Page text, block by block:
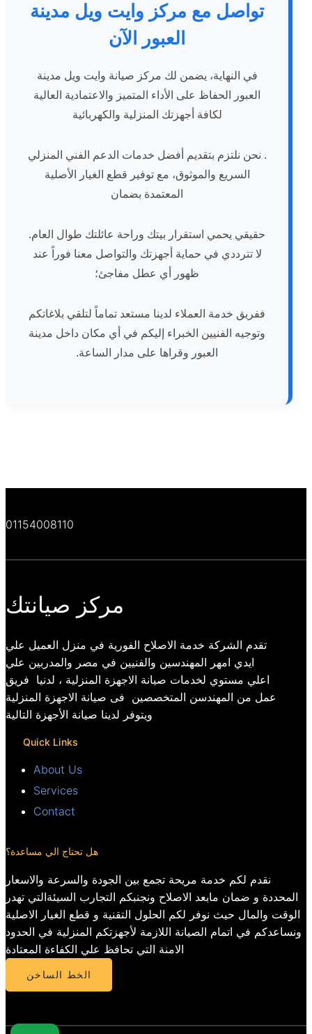
تواصل مع مركز وايت ويل مدينة
العبور الآن
في النهاية، يضمن لك مركز صيانة وايت ويل مدينة
العبور الحفاظ على الأداء المتميز والاعتمادية العالية
لكافة أجهزتك المنزلية والكهربائية
. نحن نلتزم بتقديم أفضل خدمات الدعم الفني المنزلي
السريع والموثوق، مع توفير قطع الغيار الأصلية
المعتمدة بضمان
حقيقي يحمي استقرار بيتك وراحة عائلتك طوال العام.
لا تترددي في حماية أجهزتك والتواصل معنا فوراً عند
ظهور أي عطل مفاجئ؛
ففريق خدمة العملاء لدينا مستعد تماماً لتلقي بلاغاتكم
وتوجيه الفنيين الخبراء إليكم في أي مكان داخل مدينة
العبور وقراها على مدار الساعة.
01154008110
مركز صيانتك
تقدم الشركة خدمة الاصلاح الفورية في منزل العميل علي
ايدي امهر المهندسين والفنيين في مصر والمدربين علي
اعلي مستوي لخدمات صيانة الاجهزة المنزلية ، لدنيا فريق
عمل من المهندسن المتخصصين فى صيانة الاجهزة المنزلية
ويتوفر لدينا صيانة الأجهزة التالية
Quick Links
About Us
Services
Contact
هل تحتاج الي مساعدة؟
نقدم لكم خدمة مريحة تجمع بين الجودة والسرعة والاسعار
المحددة و ضمان مابعد الاصلاح ونجنبكم التجارب السيئةالتي تهدر
الوقت والمال حيث نوفر لكم الحلول التقنية و قطع الغيار الاصلية
ونساعدكم في اتمام الصيانة اللازمة لأجهزتكم المنزلية في الحدود
الامنة التي تحافظ علي الكفاءة المعتادة
الخط الساخن